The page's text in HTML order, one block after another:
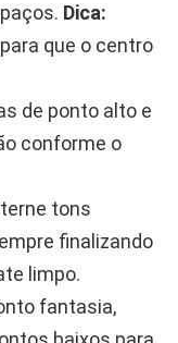
Dica:
que o centro
de ponto alto e
conforme o
tons
finalizando
limpo.
fantasia,